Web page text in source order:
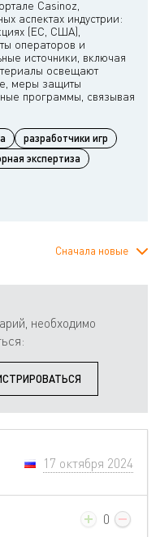
Casinoz,
аспектах индустрии:
(ЕС, США),
операторов и
источники, включая
освещают
меры защиты
программы, связывая
разработчики игр
экспертиза
Сначала новые
необходимо
17 октября 2024
0